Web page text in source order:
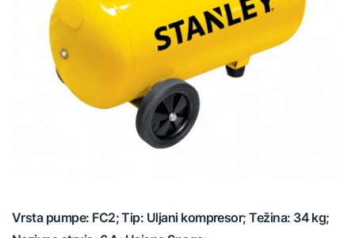
Vrsta pumpe: FC2; Tip: Uljani kompresor; Težina: 34 kg;